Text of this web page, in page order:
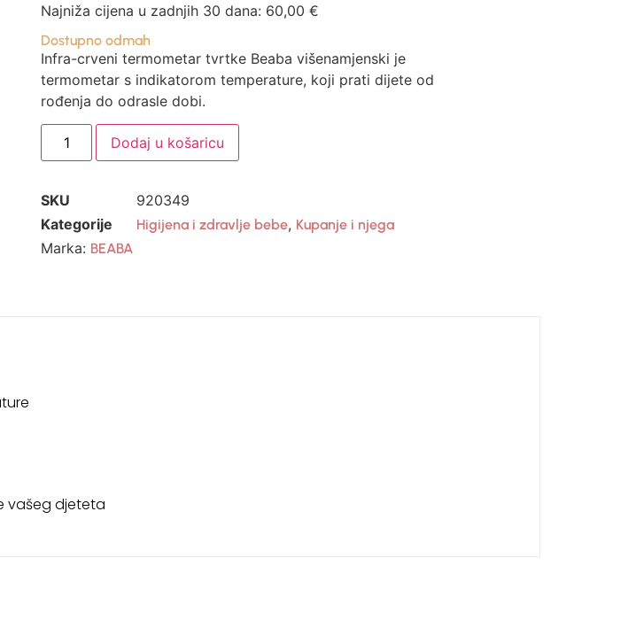
Najniža cijena u zadnjih 30 dana: 60,00 €
Dostupno odmah
Infra-crveni termometar tvrtke Beaba višenamjenski je
termometar s indikatorom temperature, koji prati dijete od
rođenja do odrasle dobi.
Dodaj u košaricu
SKU
920349
Kategorije
Higijena i zdravlje bebe, Kupanje i njega
Marka: BEABA
vašeg djeteta